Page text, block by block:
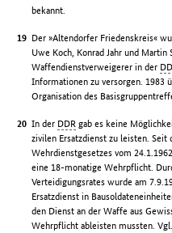
bekannt.
Der »Altendorfer Friedenskreis«
Uwe Koch, Konrad Jahr und
Waffendienstverweigerer in der
Informationen zu versorgen. 1983
Organisation des
In der DDR gab es keine
zivilen Ersatzdienst zu leisten. Seit
Wehrdienstgesetzes vom
eine 18-monatige Wehrpflicht.
Verteidigungsrates wurde am
Ersatzdienst in
den Dienst an der Waffe aus
Wehrpflicht ableisten mussten.